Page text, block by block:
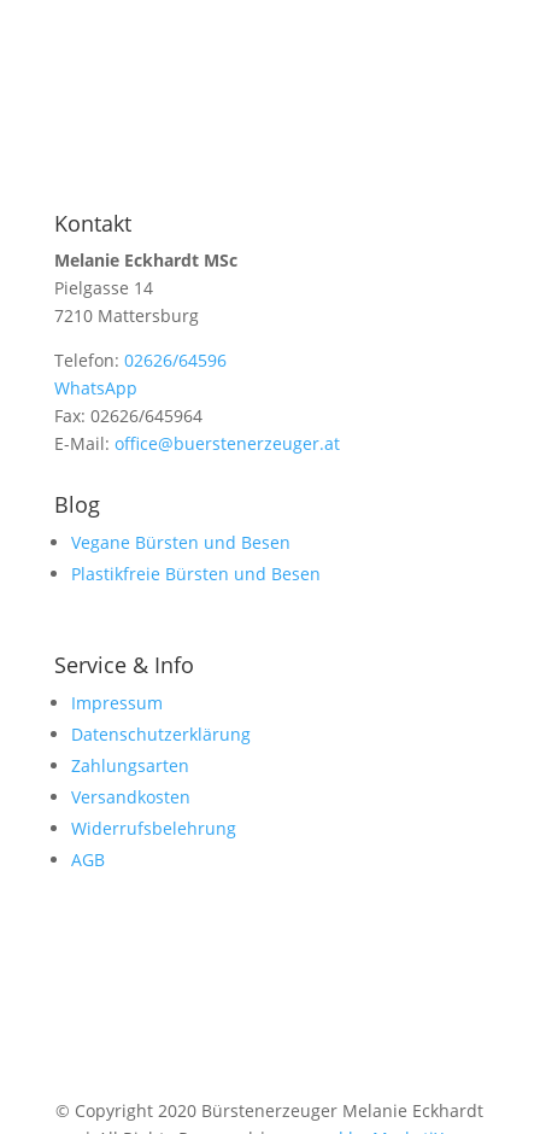
Kontakt
Melanie Eckhardt MSc
Pielgasse 14
7210 Mattersburg
Telefon: 02626/64596
WhatsApp
Fax: 02626/645964
E-Mail: office@buerstenerzeuger.at
Blog
Vegane Bürsten und Besen
Plastikfreie Bürsten und Besen
Service & Info
Impressum
Datenschutzerklärung
Zahlungsarten
Versandkosten
Widerrufsbelehrung
AGB
© Copyright 2020 Bürstenerzeuger Melanie Eckhardt